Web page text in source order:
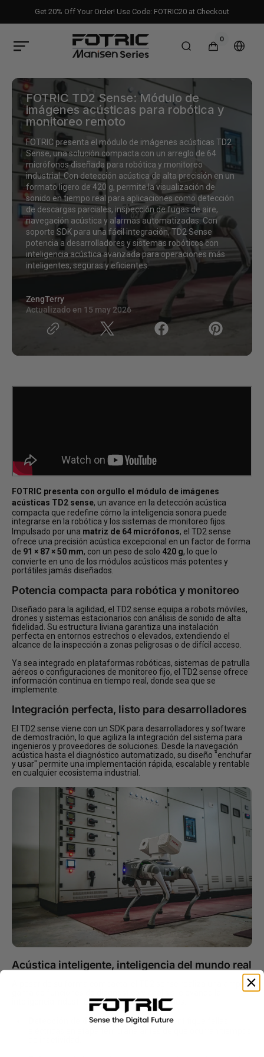
directamente
al contenido
Get 20% Off Your Order! Use Code: FOTRIC20 at Checkout
FOTRIC
Carrito
0
0
artículos
FOTRIC TD2 Sense: Módulo de
imágenes acústicas para robótica y
monitoreo remoto
FOTRIC presenta el módulo de imágenes acústicas TD2
Sense, una solución compacta con un arreglo de 64
micrófonos diseñada para robótica y monitoreo
industrial. Con detección acústica de alta precisión en un
formato ligero de 420 g, permite la visualización de
sonido en tiempo real para aplicaciones como detección
de descargas parciales, inspección de fugas de aire,
navegación acústica y alarmas automatizadas. Con
soporte SDK para una fácil integración, TD2 Sense
potencia a desarrolladores y sistemas robóticos con
inteligencia acústica avanzada para operaciones más
inteligentes, seguras y eficientes.
ZengTerry
Actualizado en 15 may 2026
FOTRIC presenta con orgullo el módulo de imágenes
acústicas TD2 sense, un avance en la detección acústica
compacta que redefine cómo la inteligencia sonora puede
integrarse en la robótica y los sistemas de monitoreo fijos.
Impulsado por una matriz de 64 micrófonos, el TD2 sense
ofrece una precisión acústica excepcional en un factor de forma
de 91 × 87 × 50 mm, con un peso de solo 420 g, lo que lo
convierte en uno de los módulos acústicos más potentes y
portátiles jamás diseñados.
Potencia compacta para robótica y monitoreo
Diseñado para la agilidad, el TD2 sense equipa a robots móviles,
drones y sistemas estacionarios con análisis de sonido de alta
fidelidad. Su estructura liviana garantiza una instalación
perfecta en entornos estrechos o elevados, extendiendo el
alcance de la inspección a zonas peligrosas o de difícil acceso.
Ya sea integrado en plataformas robóticas, sistemas de patrulla
aéreos o configuraciones de monitoreo fijo, el TD2 sense ofrece
información continua en tiempo real, donde sea que se
implemente.
Integración perfecta, listo para desarrolladores
El TD2 sense viene con un SDK para desarrolladores y software
de demostración, lo que agiliza la integración del sistema para
ingenieros y proveedores de soluciones. Desde la navegación
acústica hasta el diagnóstico automatizado, su diseño "enchufar
y usar" permite una implementación rápida, escalable y rentable
en cualquier ecosistema industrial.
Acústica inteligente, inteligencia del mundo real
A pesar de su forma compacta, el TD2 sense realiza una amplia
inteligencia industrial en todas las aplicaciones:
Detección de descargas parciales: identifique fallas